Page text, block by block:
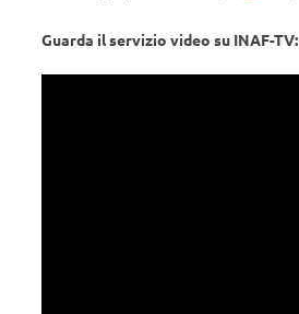
Guarda il servizio video su INAF-TV: